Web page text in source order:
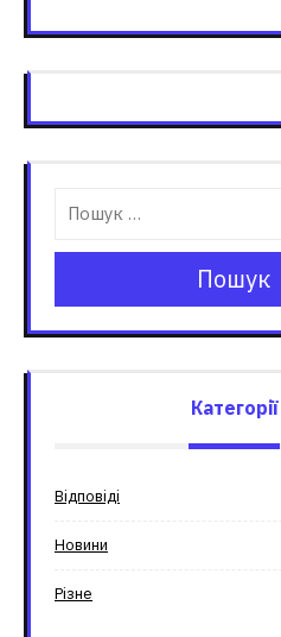
Пошук
Категорії
Відповіді
Новини
Різне